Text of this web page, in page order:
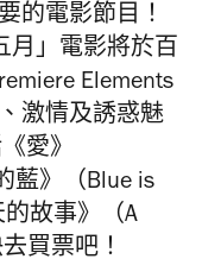
的電影節目！
月」電影將於百
Elements
激情及誘惑魅
愛》
藍》（Blue is
的故事》（A
買票吧！